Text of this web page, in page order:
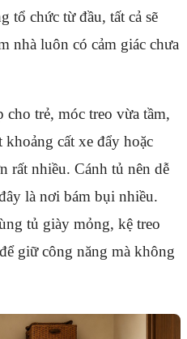
tổ chức từ đầu, tất cả sẽ
nhà luôn có cảm giác chưa
trẻ, móc treo vừa tầm,
cất xe đẩy hoặc
rất nhiều. Cánh tủ nên dễ
là nơi bám bụi nhiều.
tủ giày mỏng, kệ treo
giữ công năng mà không